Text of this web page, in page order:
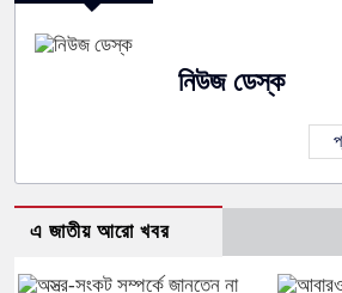
নিউজ ডেস্ক
এ জাতীয় আরো খবর